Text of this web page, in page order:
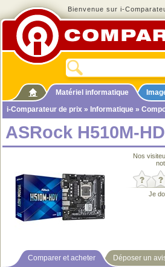
Bienvenue sur i-
Matériel informatique
i-Comparateur de prix » Informatique »
ASRock H510M-
Nos
Je
Comparer et acheter Déposer un